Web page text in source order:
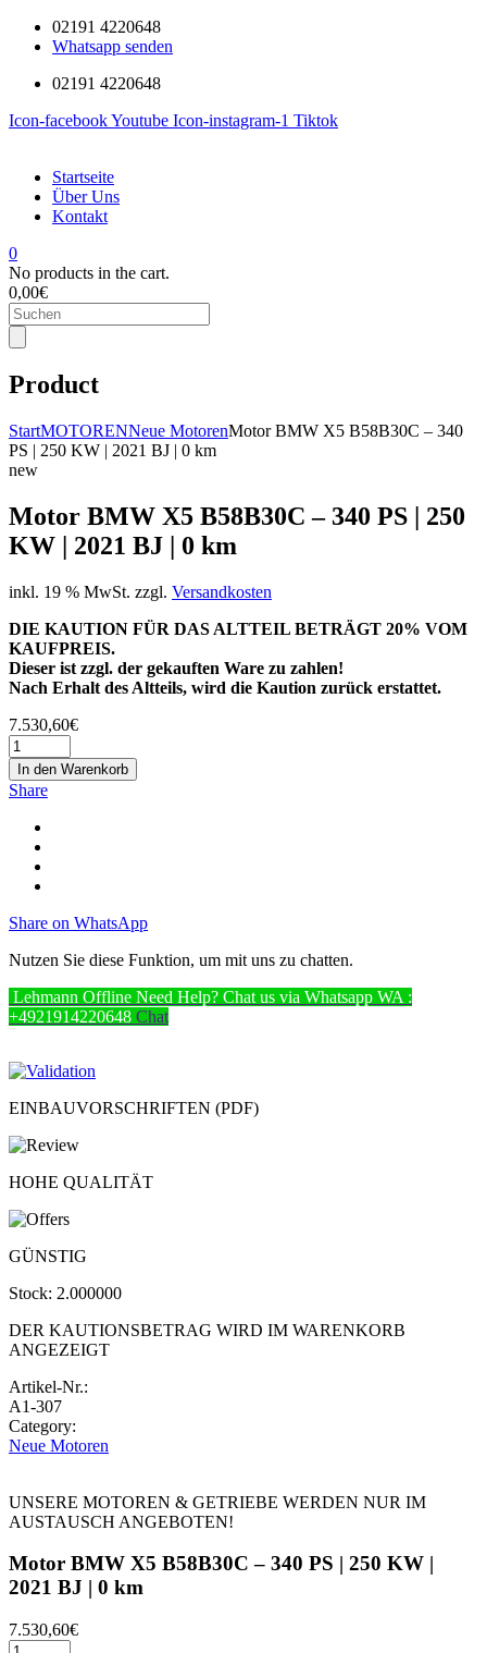
02191 4220648
Whatsapp senden
02191 4220648
Icon-facebookYoutube Icon-instagram-1 Tiktok
Startseite
Über Uns
Kontakt
0
No products in the cart.
0,00€
Products
search
Product
StartMOTORENNeue MotorenMotor BMW X5 B58B30C – 340
PS | 250 KW | 2021 BJ | 0 km
new
Motor BMW X5 B58B30C – 340 PS | 250
KW | 2021 BJ | 0 km
inkl. 19 % MwSt. zzgl. Versandkosten
DIE KAUTION FÜR DAS ALTTEIL BETRÄGT 20% VOM
KAUFPREIS.
Dieser ist zzgl. der gekauften Ware zu zahlen!
Nach Erhalt des Altteils, wird die Kaution zurück erstattet.
7.530,60€
In den Warenkorb
Share
Share on WhatsApp
Nutzen Sie diese Funktion, um mit uns zu chatten.
Lehmann Offline Need Help? Chat us via Whatsapp WA :
+4921914220648 Chat
EINBAUVORSCHRIFTEN (PDF)
HOHE QUALITÄT
GÜNSTIG
Stock: 2.000000
DER KAUTIONSBETRAG WIRD IM WARENKORB
ANGEZEIGT
Artikel-Nr.:
A1-307
Category:
Neue Motoren
UNSERE MOTOREN & GETRIEBE WERDEN NUR IM
AUSTAUSCH ANGEBOTEN!
Motor BMW X5 B58B30C – 340 PS | 250 KW |
2021 BJ | 0 km
7.530,60€